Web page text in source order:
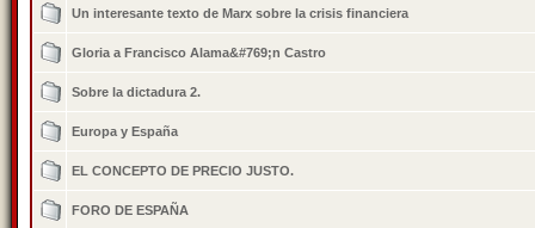
Un interesante texto de Marx sobre la crisis financiera
Gloria a Francisco Alama&#769;n Castro
Sobre la dictadura 2.
Europa y España
EL CONCEPTO DE PRECIO JUSTO.
FORO DE ESPAÑA